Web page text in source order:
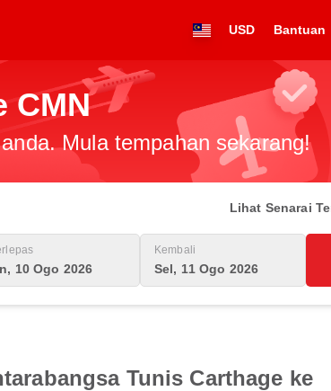
USD Bantuan
CMN
Mula tempahan sekarang!
Lihat Senarai
10 Ogo 2026
Kembali
Sel, 11 Ogo 2026
Tunis Carthage ke